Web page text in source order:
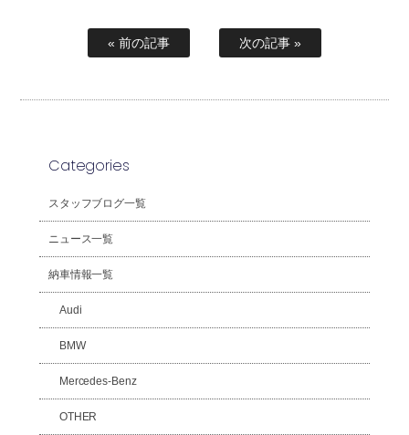
« 前の記事 次の記事 »
Categories
スタッフブログ一覧
ニュース一覧
納車情報一覧
Audi
BMW
Mercedes-Benz
OTHER